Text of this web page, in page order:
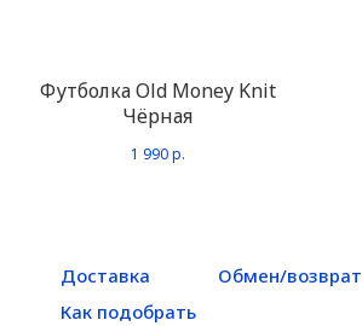
Футболка Old Money Knit
Чёрная
1 990 р.
Доставка
Обмен/возврат
Как подобрать